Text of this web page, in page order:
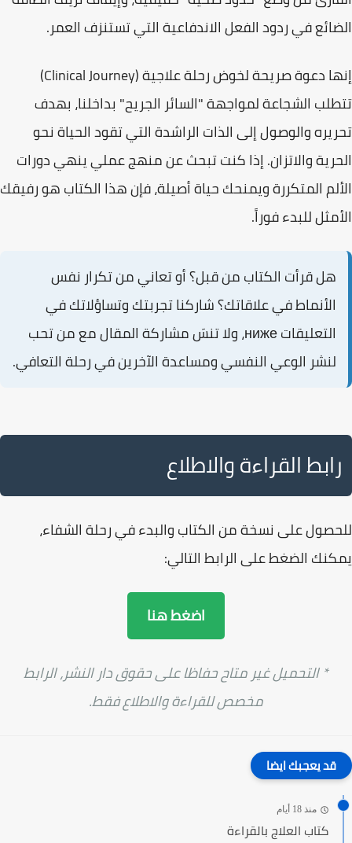
الضائع في ردود الفعل الاندفاعية التي تستنزف العمر.
إنها دعوة صريحة لخوض رحلة علاجية (Clinical Journey
)
تتطلب الشجاعة لمواجهة "السائر الجريح" بداخلنا، بهدف
تحريره والوصول إلى الذات الراشدة التي تقود الحياة نحو
الحرية والاتزان. إذا كنت تبحث عن منهج عملي ينهي دورات
الألم المتكررة ويمنحك حياة أصيلة، فإن هذا الكتاب هو رفيقك
الأمثل للبدء فوراً.
هل قرأت الكتاب من قبل؟ أو تعاني من تكرار نفس
الأنماط في علاقاتك؟شاركنا تجربتك وتساؤلاتك في
التعليقات ниже، ولا تنسَ مشاركة المقال مع من تحب
لنشر الوعي النفسي ومساعدة الآخرين في رحلة التعافي.
رابط القراءة والاطلاع
للحصول على نسخة من الكتاب والبدء في رحلة الشفاء،
يمكنك الضغط على الرابط التالي:
اضغط هنا
* التحميل غير متاح حفاظا على حقوق دار النشر، الرابط
مخصص للقراءة والاطلاع فقط.
قد يعجبك ايضا
منذ 18 أيام
كتاب العلاج بالقراءة